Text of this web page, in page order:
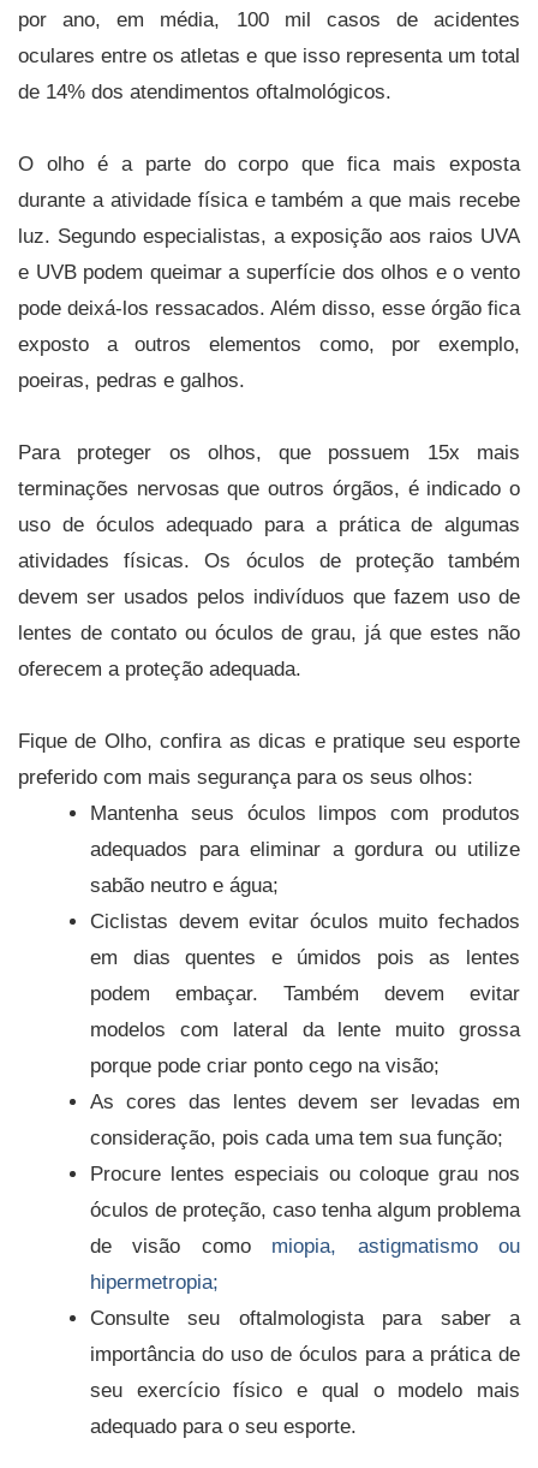
por ano, em média, 100 mil casos de acidentes
oculares entre os atletas e que isso representa um total
de 14% dos atendimentos oftalmológicos.
O olho é a parte do corpo que fica mais exposta
durante a atividade física e também a que mais recebe
luz. Segundo especialistas, a exposição aos raios UVA
e UVB podem queimar a superfície dos olhos e o vento
pode deixá-los ressacados. Além disso, esse órgão fica
exposto a outros elementos como, por exemplo,
poeiras, pedras e galhos.
Para proteger os olhos, que possuem 15x mais
terminações nervosas que outros órgãos, é indicado o
uso de óculos adequado para a prática de algumas
atividades físicas. Os óculos de proteção também
devem ser usados pelos indivíduos que fazem uso de
lentes de contato ou óculos de grau, já que estes não
oferecem a proteção adequada.
Fique de Olho, confira as dicas e pratique seu esporte
preferido com mais segurança para os seus olhos:
Mantenha seus óculos limpos com produtos
adequados para eliminar a gordura ou utilize
sabão neutro e água;
Ciclistas devem evitar óculos muito fechados
em dias quentes e úmidos pois as lentes
podem embaçar. Também devem evitar
modelos com lateral da lente muito grossa
porque pode criar ponto cego na visão;
As cores das lentes devem ser levadas em
consideração, pois cada uma tem sua função;
Procure lentes especiais ou coloque grau nos
óculos de proteção, caso tenha algum problema
de visão comomiopia, astigmatismo ou
hipermetropia;
Consulte seu oftalmologista para saber a
importância do uso de óculos para a prática de
seu exercício físico e qual o modelo mais
adequado para o seu esporte.